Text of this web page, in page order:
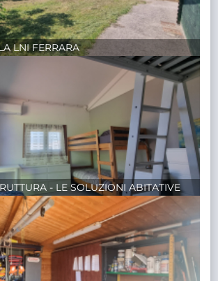
LNI FERRARA
- LE SOLUZIONI ABITATIVE